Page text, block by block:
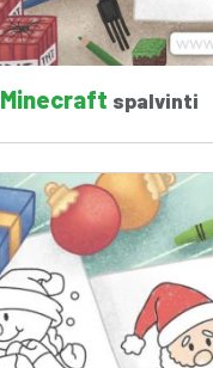
Minecraft spalvinti